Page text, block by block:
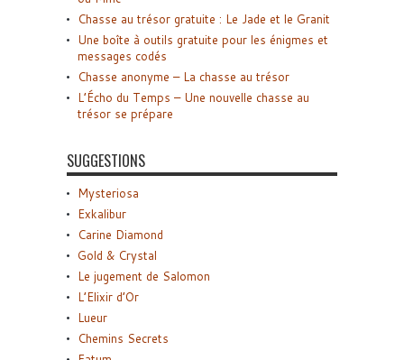
Chasse au trésor gratuite : Le Jade et le Granit
Une boîte à outils gratuite pour les énigmes et
messages codés
Chasse anonyme – La chasse au trésor
L’Écho du Temps – Une nouvelle chasse au
trésor se prépare
SUGGESTIONS
Mysteriosa
Exkalibur
Carine Diamond
Gold & Crystal
Le jugement de Salomon
L’Elixir d’Or
Lueur
Chemins Secrets